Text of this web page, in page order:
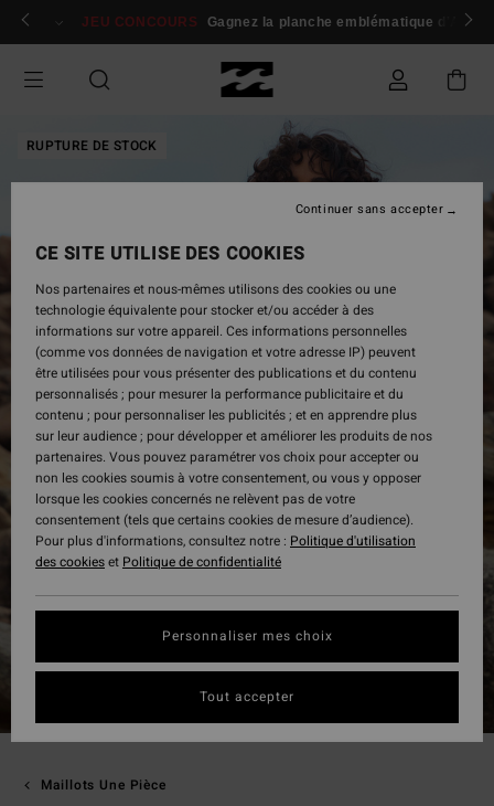
Passer
Se connecter / s'inscrire
JEU CONCOURS Gagnez la planche emblématique d'Andy
RUPTURE DE STOCK
Maillots Une Pièce
CE SITE UTILISE DES COOKIES
Nos partenaires et nous-mêmes utilisons des cookies ou une
technologie équivalente pour stocker et/ou accéder à des
informations sur votre appareil. Ces informations personnelles
(comme vos données de navigation et votre adresse IP) peuvent
être utilisées pour vous présenter des publications et du contenu
personnalisés ; pour mesurer la performance publicitaire et du
contenu ; pour personnaliser les publicités ; et en apprendre plus
sur leur audience ; pour développer et améliorer les produits de nos
partenaires. Vous pouvez paramétrer vos choix pour accepter ou
non les cookies soumis à votre consentement, ou vous y opposer
lorsque les cookies concernés ne relèvent pas de votre
consentement (tels que certains cookies de mesure d’audience).
Pour plus d'informations, consultez notre : Politique d'utilisation
des cookieset Politique de confidentialité
Personnaliser mes choix
Continuer sans accepter
Tout accepter